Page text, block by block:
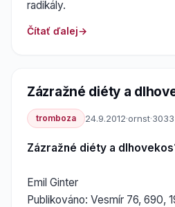
radikály.
Čítať ďalej
Zázražné diéty a
tromboza 24.9.2012·ornst·
Zázražné diéty a
Emil Ginter
Publikováno: Vesmír 76, 690,